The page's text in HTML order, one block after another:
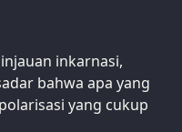
inkarnasi,
bahwa apa yang
yang cukup